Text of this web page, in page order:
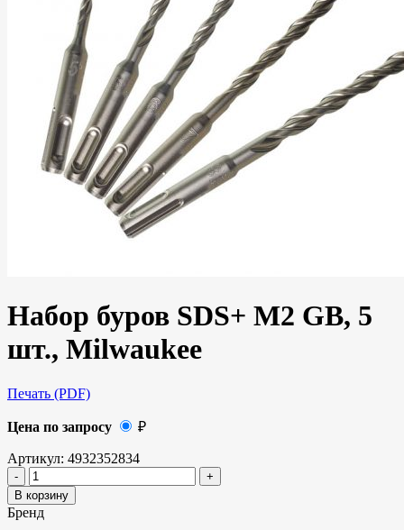
Набор буров SDS+ M2 GB, 5
шт., Milwaukee
Печать (PDF)
Цена по запросу ₽
Артикул: 4932352834
В корзину
Бренд